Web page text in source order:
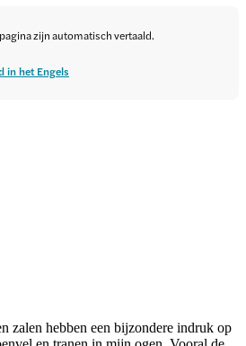
zijn automatisch vertaald.
in het Engels
zalen hebben een bijzondere indruk op